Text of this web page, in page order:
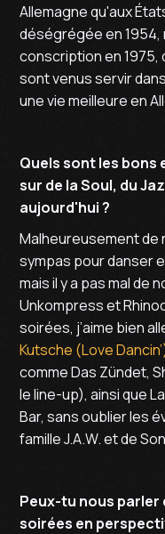
Allemagne qu'aux
déségrégée en 1954,
conscription en 1975,
sont venus servir
une vie meilleure en
Quels sont les bons
sur de la Soul, du
aujourd'hui ?
Malheureusement
sympas pour danser
mais il y a pas mal de
Unkompress et
soirées, j’aime bien
Kutsche (Love
comme Das Zündet,
le line-up), ainsi que
Bar, sans oublier les
famille J.A.W. et de
Peux-tu nous parler
soirées en